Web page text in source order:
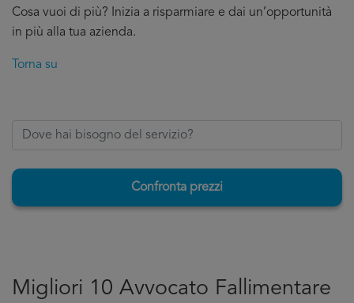
Cosa vuoi di più? Inizia a risparmiare e dai un’opportunità
in più alla tua azienda.
Torna su
Confronta prezzi
Migliori 10 Avvocato Fallimentare